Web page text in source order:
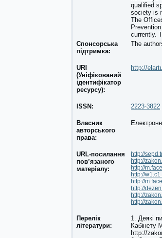
qualified
society is
The
currently.
Спонсорська
підтримка:
The
URI
(Уніфікований
ідентифікатор
ресурсу):
http://
ISSN: 2223-3822
Власник
авторського
права:
URL-посилання
пов’язаного
матеріалу:
http://
http://
http://
http://
http://
http://
http://
http://
Перелік
літератури:
1. Деякі
Кабінету
http://